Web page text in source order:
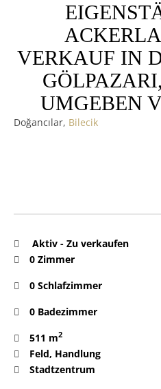
VERKAUF IN
UMGEBEN
Doğancılar, Bilecik
Aktiv - Zu verkaufen
0 Zimmer
0 Schlafzimmer
0 Badezimmer
511 m2
Feld, Handlung
Stadtzentrum